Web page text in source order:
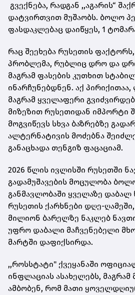
გვექნება, რადგან ,,აგარის“
დატვირთვით მუშაობს. ბოლო
ფასდაკლებაც დაიწყეს, 1
რაც შეეხება რუსეთის
პრობლემა, რუბლიც დრო და
მაგრამ ფასების კუთხით
ინარჩუნებდნენ. აქ
მაგრამ ყველაფერი
მიზეზით რუსეთიდან იმპორტი
მოგვიწევს სხვა ბაზრებზე
ალტერნატივის მოძებნა
განაცხადა თენგიზ ფაცაციამ.
2026 წლის ივლისში რუსეთში
გადამუშავების მოცულობა
განმავლობაში ყველაზე დაბალ
რუსეთის ქარხნები დღე-
მილიონ ბარელზე ნაკლებ
უფრო დაბალი მაჩვენებელი
მარტში დაფიქსირდა.
,,როსსტატი" ქვეყანაში
ინფლაციას ასახელებს, მაგრამ
ამბობენ, რომ მათი